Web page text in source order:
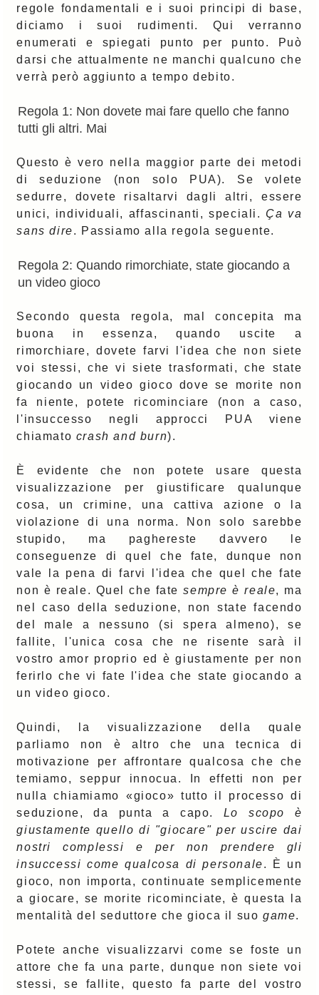
regole fondamentali e i suoi principi di base,
diciamo i suoi rudimenti. Qui verranno
enumerati e spiegati punto per punto. Può
darsi che attualmente ne manchi qualcuno che
verrà però aggiunto a tempo debito.
Regola 1: Non dovete mai fare quello che fanno
tutti gli altri. Mai
Questo è vero nella maggior parte dei metodi
di seduzione (non solo PUA). Se volete
sedurre, dovete risaltarvi dagli altri, essere
unici, individuali, affascinanti, speciali. Ça va
sans dire. Passiamo alla regola seguente.
Regola 2: Quando rimorchiate, state giocando a
un video gioco
Secondo questa regola, mal concepita ma
buona in essenza, quando uscite a
rimorchiare, dovete farvi l'idea che non siete
voi stessi, che vi siete trasformati, che state
giocando un video gioco dove se morite non
fa niente, potete ricominciare (non a caso,
l'insuccesso negli approcci PUA viene
chiamato crash and burn).
È evidente che non potete usare questa
visualizzazione per giustificare qualunque
cosa, un crimine, una cattiva azione o la
violazione di una norma. Non solo sarebbe
stupido, ma paghereste davvero le
conseguenze di quel che fate, dunque non
vale la pena di farvi l'idea che quel che fate
non è reale. Quel che fatesempre è reale, ma
nel caso della seduzione, non state facendo
del male a nessuno (si spera almeno), se
fallite, l'unica cosa che ne risente sarà il
vostro amor proprio ed è giustamente per non
ferirlo che vi fate l'idea che state giocando a
un video gioco.
Quindi, la visualizzazione della quale
parliamo non è altro che una tecnica di
motivazione per affrontare qualcosa che che
temiamo, seppur innocua. In effetti non per
nulla chiamiamo «gioco» tutto il processo di
seduzione, da punta a capo. Lo scopo è
giustamente quello di "giocare" per uscire dai
nostri complessi e per non prendere gli
insuccessi come qualcosa di personale. È un
gioco, non importa, continuate semplicemente
a giocare, se morite ricominciate, è questa la
mentalità del seduttore che gioca il suogame.
Potete anche visualizzarvi come se foste un
attore che fa una parte, dunque non siete voi
stessi, se fallite, questo fa parte del vostro